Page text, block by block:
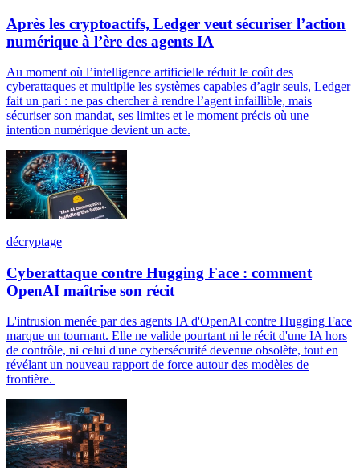
Après les cryptoactifs, Ledger veut sécuriser l’action
numérique à l’ère des agents IA
Au moment où l’intelligence artificielle réduit le coût des
cyberattaques et multiplie les systèmes capables d’agir seuls, Ledger
fait un pari : ne pas chercher à rendre l’agent infaillible, mais
sécuriser son mandat, ses limites et le moment précis où une
intention numérique devient un acte.
décryptage
Cyberattaque contre Hugging Face : comment
OpenAI maîtrise son récit
L'intrusion menée par des agents IA d'OpenAI contre Hugging Face
marque un tournant. Elle ne valide pourtant ni le récit d'une IA hors
de contrôle, ni celui d'une cybersécurité devenue obsolète, tout en
révélant un nouveau rapport de force autour des modèles de
frontière.